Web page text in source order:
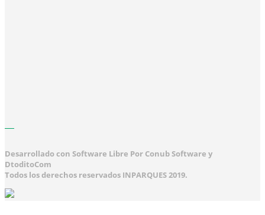
Desarrollado con Software Libre Por Conub Software y
DtoditoCom
Todos los derechos reservados INPARQUES 2019.